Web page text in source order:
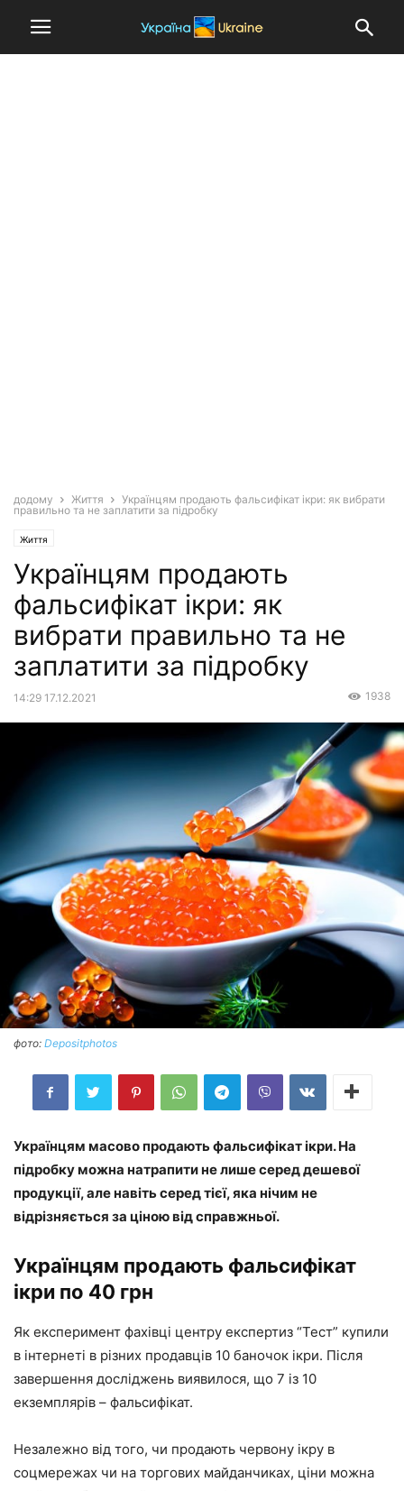
додому Життя
Українцям продають фальсифікат ікри: як вибрати
правильно та не заплатити за підробку
Життя
Українцям продають
фальсифікат ікри: як
вибрати правильно та не
заплатити за підробку
14:29 17.12.2021 1938
фото: Depositphotos
Українцям масово продають фальсифікат ікри. На
підробку можна натрапити не лише серед дешевої
продукції, але навіть серед тієї, яка нічим не
відрізняється за ціною від справжньої.
Українцям продають фальсифікат
ікри по 40 грн
Як експеримент фахівці центру експертиз “Тест” купили
в інтернеті в різних продавців 10 баночок ікри. Після
завершення досліджень виявилося, що 7 із 10
екземплярів – фальсифікат.
Незалежно від того, чи продають червону ікру в
соцмережах чи на торгових майданчиках, ціни можна